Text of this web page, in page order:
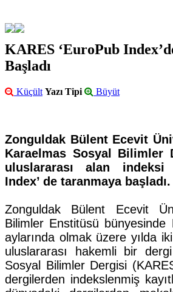
KARES ‘EuroPub
Başladı
Küçült Yazı Tipi Büyüt
Zonguldak Bülent Ecevit
Karaelmas Sosyal Bilimler
uluslararası alan indeksi
Index’ de taranmaya başladı.
Zonguldak Bülent Ecevit
Bilimler Enstitüsü bünyesinde
aylarında olmak üzere yılda
uluslararası hakemli bir
Sosyal Bilimler Dergisi
dergilerden indekslenmiş